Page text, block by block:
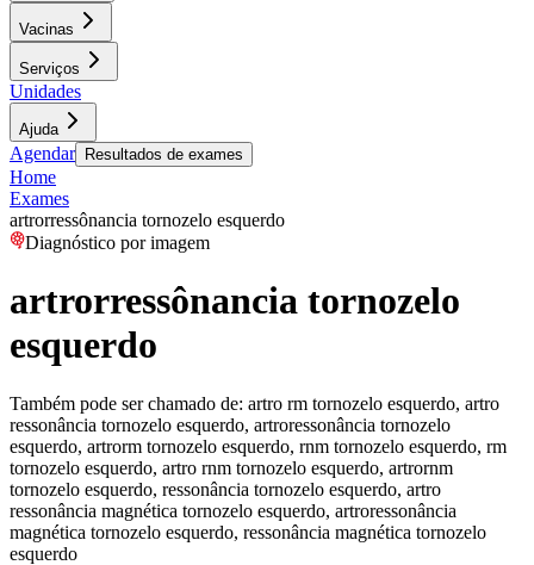
Vacinas
Serviços
Unidades
Ajuda
Agendar Resultados de exames
Home
Exames
artrorressônancia tornozelo esquerdo
Diagnóstico por imagem
artrorressônancia tornozelo
esquerdo
Também pode ser chamado de: artro rm tornozelo esquerdo, artro
ressonância tornozelo esquerdo, artroressonância tornozelo
esquerdo, artrorm tornozelo esquerdo, rnm tornozelo esquerdo, rm
tornozelo esquerdo, artro rnm tornozelo esquerdo, artrornm
tornozelo esquerdo, ressonância tornozelo esquerdo, artro
ressonância magnética tornozelo esquerdo, artroressonância
magnética tornozelo esquerdo, ressonância magnética tornozelo
esquerdo